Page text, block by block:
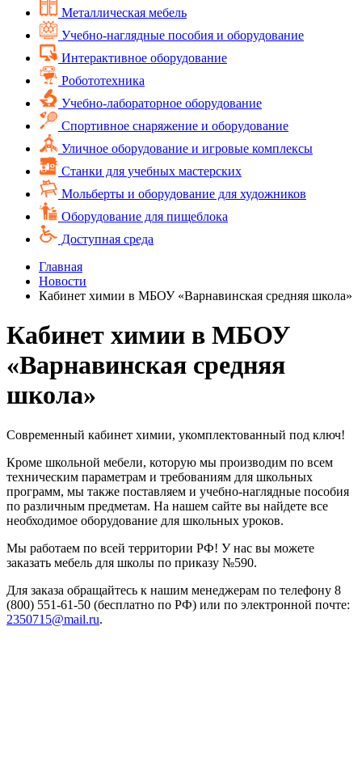
Металлическая мебель
Учебно-наглядные пособия и оборудование
Интерактивное оборудование
Робототехника
Учебно-лабораторное оборудование
Спортивное снаряжение и оборудование
Уличное оборудование и игровые комплексы
Cтанки для учебных мастерских
Мольберты и оборудование для художников
Оборудование для пищеблока
Доступная среда
Главная
Новости
Кабинет химии в МБОУ «Варнавинская средняя школа»
Кабинет химии в МБОУ
«Варнавинская средняя
школа»
Современный кабинет химии, укомплектованный под ключ!
Кроме школьной мебели, которую мы производим по всем
техническим параметрам и требованиям для школьных
программ, мы также поставляем и учебно-наглядные пособия
по различным предметам. На нашем сайте вы найдете все
необходимое оборудование для школьных уроков.
Мы работаем по всей территории РФ! У нас вы можете
заказать мебель для школы по приказу №590.
Для заказа обращайтесь к нашим менеджерам по телефону 8
(800) 551-61-50 (бесплатно по РФ) или по электронной почте:
2350715@mail.ru.